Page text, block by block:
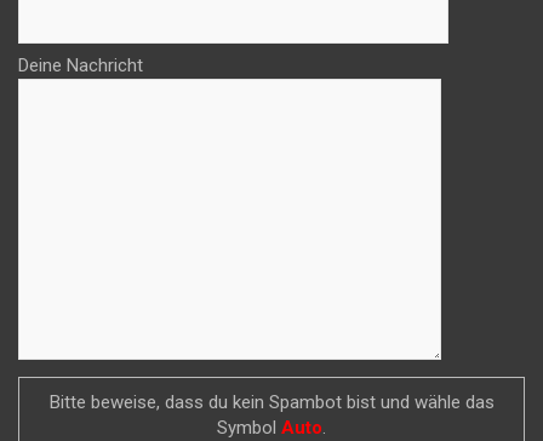
Deine Nachricht
Bitte beweise, dass du kein Spambot bist und wähle das
Symbol Auto.